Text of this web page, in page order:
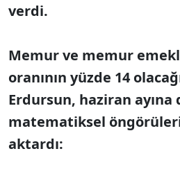
verdi.
Memur ve memur
oranının yüzde 14
Erdursun, haziran ayına
matematiksel
aktardı: